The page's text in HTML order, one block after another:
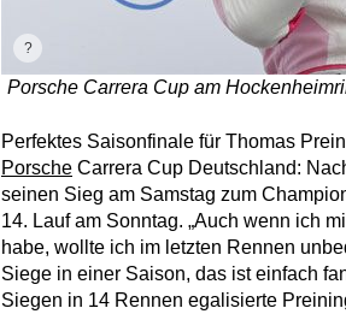
Porsche Carrera Cup am
Perfektes Saisonfinale für Thomas
Porsche Carrera Cup Deutschland:
seinen Sieg am Samstag zum
14. Lauf am Sonntag. „Auch wenn ich
habe, wollte ich im letzten Rennen
Siege in einer Saison, das ist einfach
Siegen in 14 Rennen egalisierte